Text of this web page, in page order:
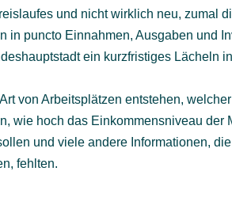
und nicht wirklich neu, zumal
in puncto Einnahmen, Ausgaben und
ein kurzfristiges Lächeln
von Arbeitsplätzen entstehen,
wie hoch das Einkommensniveau der
und viele andere Informationen,
fehlten.